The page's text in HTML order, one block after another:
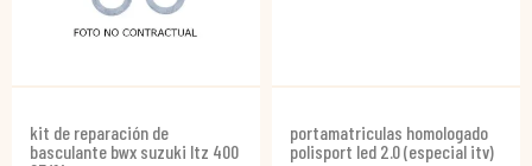
kit de reparación de
basculante bwx suzuki ltz 400
portamatriculas homologado
polisport led 2.0 (especial itv)